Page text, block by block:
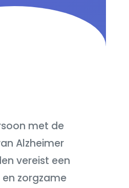
met de
Alzheimer
vereist een
zorgzame